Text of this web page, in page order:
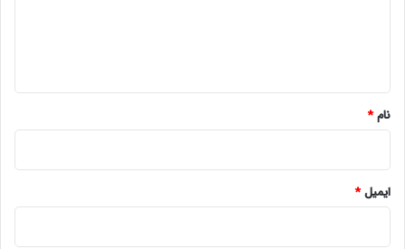
نام*
ایمیل*